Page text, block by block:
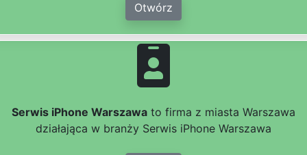
Otwórz
Serwis iPhone Warszawa to firma z miasta Warszawa
działająca w branży Serwis iPhone Warszawa